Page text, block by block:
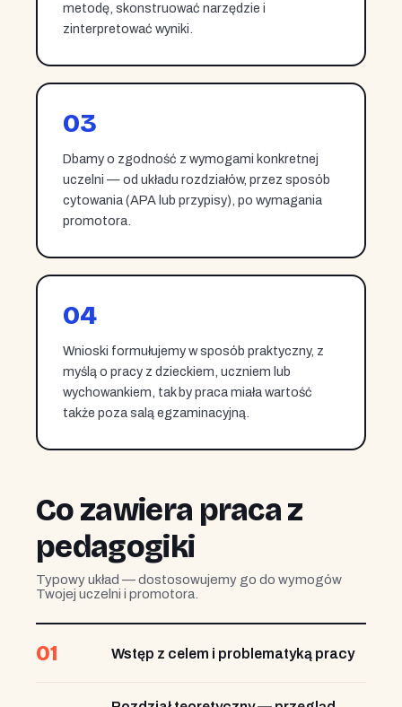
metodę, skonstruować narzędzie i
zinterpretować wyniki.
03
Dbamy o zgodność z wymogami konkretnej
uczelni — od układu rozdziałów, przez sposób
cytowania (APA lub przypisy), po wymagania
promotora.
04
Wnioski formułujemy w sposób praktyczny, z
myślą o pracy z dzieckiem, uczniem lub
wychowankiem, tak by praca miała wartość
także poza salą egzaminacyjną.
Co zawiera praca z
pedagogiki
Typowy układ — dostosowujemy go do wymogów
Twojej uczelni i promotora.
01 Wstęp z celem i problematyką pracy